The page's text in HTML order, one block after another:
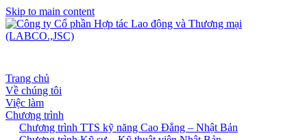
Skip to main content
Trang chủ
Về chúng tôi
Việc làm
Chương trình
Chương trình TTS kỹ năng Cao Đẳng – Nhật Bản